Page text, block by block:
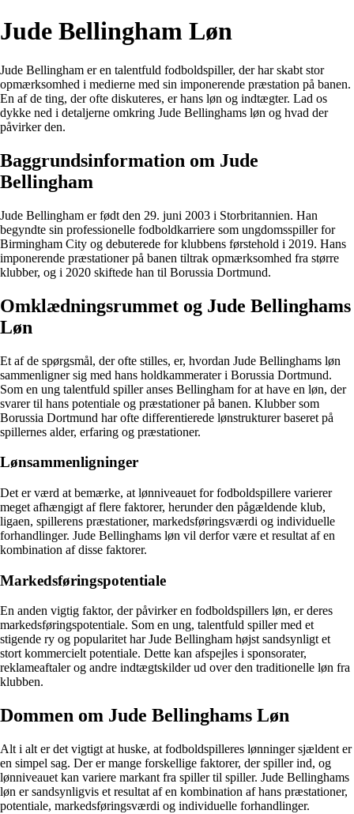
Jude Bellingham Løn
Jude Bellingham er en talentfuld fodboldspiller, der har skabt stor
opmærksomhed i medierne med sin imponerende præstation på banen.
En af de ting, der ofte diskuteres, er hans løn og indtægter. Lad os
dykke ned i detaljerne omkring Jude Bellinghams løn og hvad der
påvirker den.
Baggrundsinformation om Jude
Bellingham
Jude Bellingham er født den 29. juni 2003 i Storbritannien. Han
begyndte sin professionelle fodboldkarriere som ungdomsspiller for
Birmingham City og debuterede for klubbens førstehold i 2019. Hans
imponerende præstationer på banen tiltrak opmærksomhed fra større
klubber, og i 2020 skiftede han til Borussia Dortmund.
Omklædningsrummet og Jude Bellinghams
Løn
Et af de spørgsmål, der ofte stilles, er, hvordan Jude Bellinghams løn
sammenligner sig med hans holdkammerater i Borussia Dortmund.
Som en ung talentfuld spiller anses Bellingham for at have en løn, der
svarer til hans potentiale og præstationer på banen. Klubber som
Borussia Dortmund har ofte differentierede lønstrukturer baseret på
spillernes alder, erfaring og præstationer.
Lønsammenligninger
Det er værd at bemærke, at lønniveauet for fodboldspillere varierer
meget afhængigt af flere faktorer, herunder den pågældende klub,
ligaen, spillerens præstationer, markedsføringsværdi og individuelle
forhandlinger. Jude Bellinghams løn vil derfor være et resultat af en
kombination af disse faktorer.
Markedsføringspotentiale
En anden vigtig faktor, der påvirker en fodboldspillers løn, er deres
markedsføringspotentiale. Som en ung, talentfuld spiller med et
stigende ry og popularitet har Jude Bellingham højst sandsynligt et
stort kommercielt potentiale. Dette kan afspejles i sponsorater,
reklameaftaler og andre indtægtskilder ud over den traditionelle løn fra
klubben.
Dommen om Jude Bellinghams Løn
Alt i alt er det vigtigt at huske, at fodboldspilleres lønninger sjældent er
en simpel sag. Der er mange forskellige faktorer, der spiller ind, og
lønniveauet kan variere markant fra spiller til spiller. Jude Bellinghams
løn er sandsynligvis et resultat af en kombination af hans præstationer,
potentiale, markedsføringsværdi og individuelle forhandlinger.